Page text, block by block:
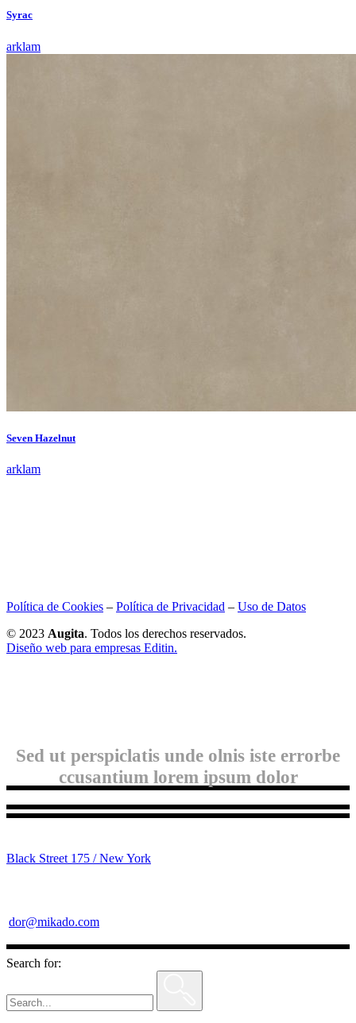
Syrac
arklam
Seven Hazelnut
arklam
Política de Cookies – Política de Privacidad – Uso de Datos
© 2023 Augita. Todos los derechos reservados.
Diseño web para empresas Editin.
Sed ut perspiclatis unde olnis iste errorbe
ccusantium lorem ipsum dolor
Black Street 175 / New York
dor@mikado.com
Search for: